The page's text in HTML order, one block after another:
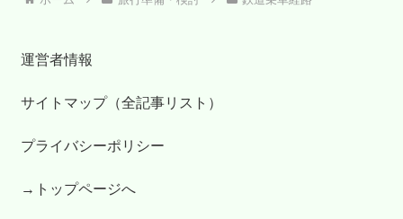
運営者情報
サイトマップ（全記事リスト）
プライバシーポリシー
→トップページへ